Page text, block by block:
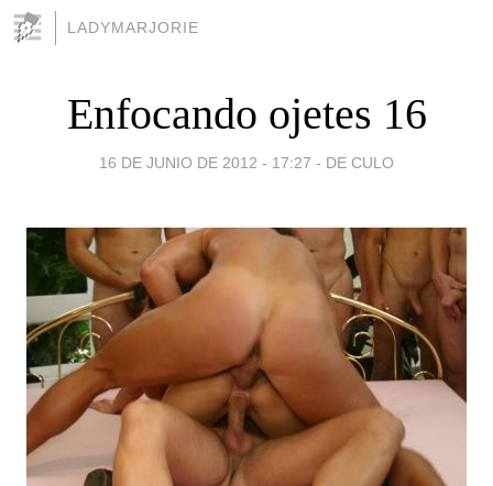
LADYMARJORIE
Enfocando ojetes 16
16 DE JUNIO DE 2012 - 17:27 - DE CULO